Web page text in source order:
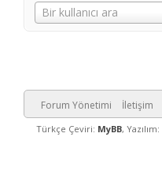
Bir kullanıcı ara
Kullanıcı
Adı
Forum Yönetimi İletişim
Türkçe Çeviri: MyBB, Yazılım: